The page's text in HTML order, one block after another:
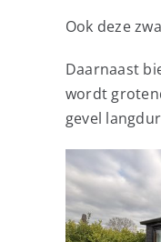
Ook deze
Daarnaast
wordt
gevel